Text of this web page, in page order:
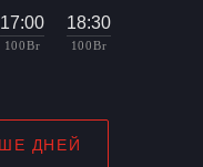
17:00
100 Br
18:30
100 Br
ДНЕЙ